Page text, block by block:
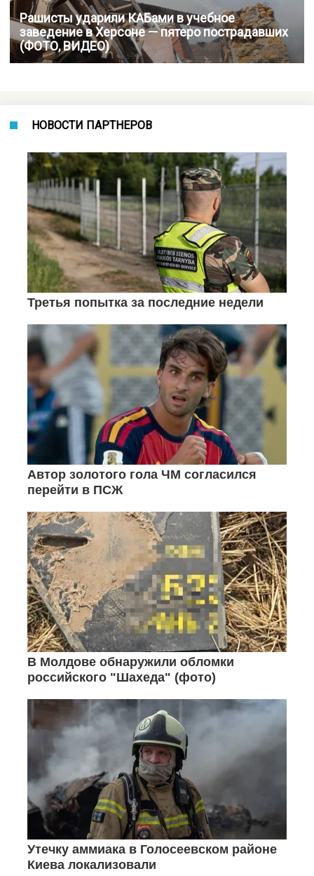
Рашисты ударили КАБами в учебное
заведение в Херсоне — пятеро пострадавших
(ФОТО, ВИДЕО)
НОВОСТИ ПАРТНЕРОВ